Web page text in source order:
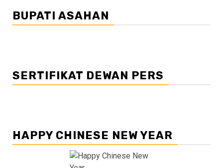
BUPATI ASAHAN
SERTIFIKAT DEWAN PERS
HAPPY CHINESE NEW YEAR